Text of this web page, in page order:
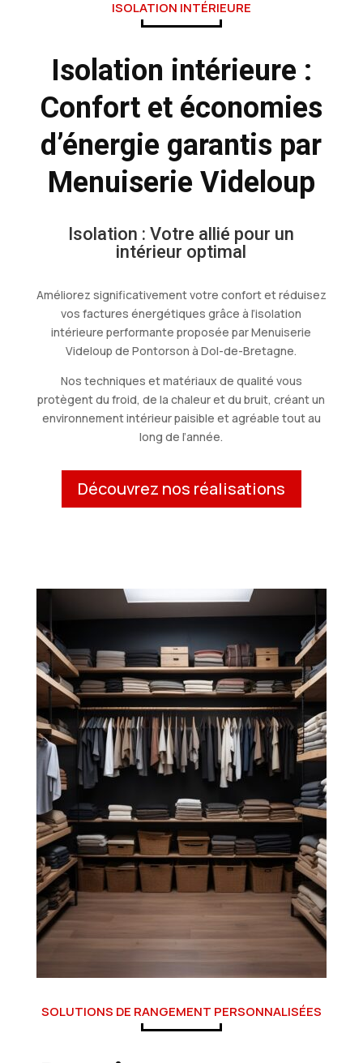
ISOLATION INTÉRIEURE
Isolation intérieure :
Confort et économies
d’énergie garantis par
Menuiserie Videloup
Isolation : Votre allié pour un
intérieur optimal
Améliorez significativement votre confort et réduisez
vos factures énergétiques grâce à l’isolation
intérieure performante proposée par Menuiserie
Videloup de Pontorson à Dol-de-Bretagne.
Nos techniques et matériaux de qualité vous
protègent du froid, de la chaleur et du bruit, créant un
environnement intérieur paisible et agréable tout au
long de l’année.
Découvrez nos réalisations
SOLUTIONS DE RANGEMENT PERSONNALISÉES